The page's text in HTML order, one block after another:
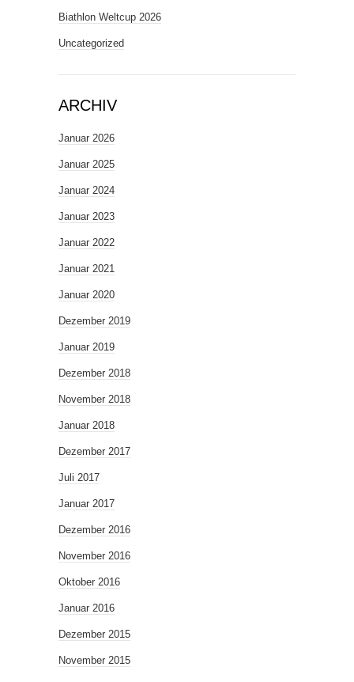
Biathlon Weltcup 2026
Uncategorized
ARCHIV
Januar 2026
Januar 2025
Januar 2024
Januar 2023
Januar 2022
Januar 2021
Januar 2020
Dezember 2019
Januar 2019
Dezember 2018
November 2018
Januar 2018
Dezember 2017
Juli 2017
Januar 2017
Dezember 2016
November 2016
Oktober 2016
Januar 2016
Dezember 2015
November 2015